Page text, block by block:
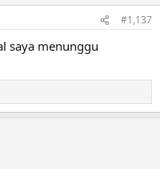
#1,137
saya menunggu